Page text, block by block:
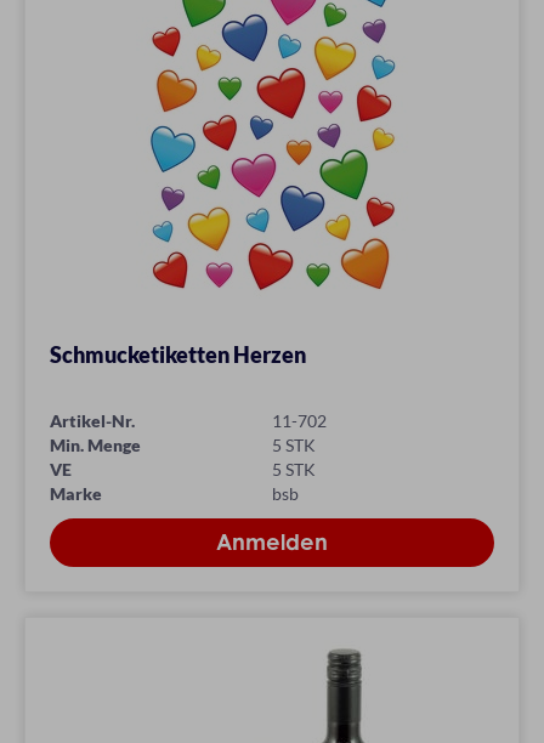
Schmucketiketten Herzen
Artikel-Nr.
11-702
Min. Menge
5 STK
VE
5 STK
Marke
bsb